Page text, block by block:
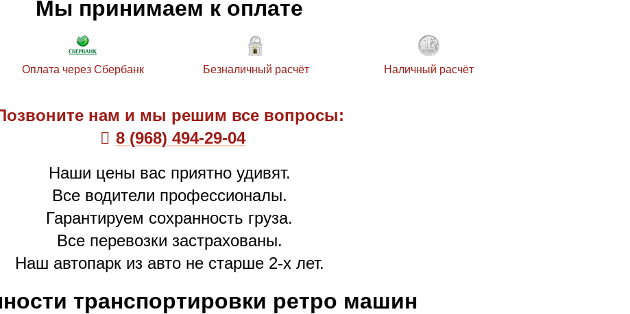
Мы принимаем к оплате
Оплата через Сбербанк Безналичный расчёт Наличный расчёт
нам и мы решим все вопросы:
8 (968) 494-29-04
Наши цены вас приятно удивят.
Все водители профессионалы.
Гарантируем сохранность груза.
Все перевозки застрахованы.
Наш автопарк из авто не старше 2-х лет.
транспортировки ретро машин